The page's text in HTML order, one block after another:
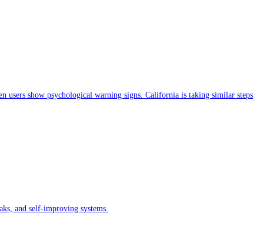
users show psychological warning signs. California is taking similar steps
and self-improving systems.